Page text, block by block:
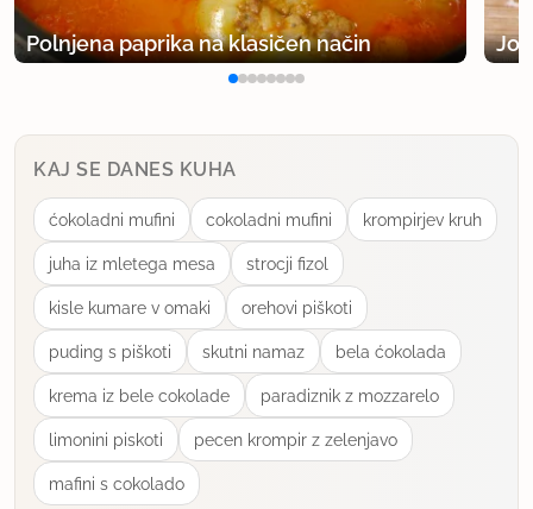
Polnjena paprika na klasičen način
KAJ SE DANES KUHA
ćokoladni mufini cokoladni mufini krompirjev kruh
juha iz mletega mesa strocji fizol
kisle kumare v omaki orehovi piškoti
puding s piškoti skutni namaz bela ćokolada
krema iz bele cokolade paradiznik z mozzarelo
limonini piskoti pecen krompir z zelenjavo
mafini s cokolado